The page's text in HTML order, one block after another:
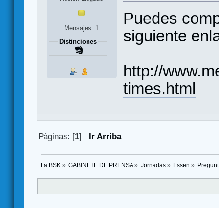
Mensajes: 1
Distinciones
Puedes
siguiente
http://
times.html
Páginas: [1] Ir Arriba
La BSK » GABINETE DE PRENSA» Jornadas» Essen »